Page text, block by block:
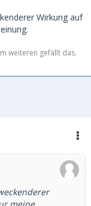
Wirkung auf
weiteren gefällt das.